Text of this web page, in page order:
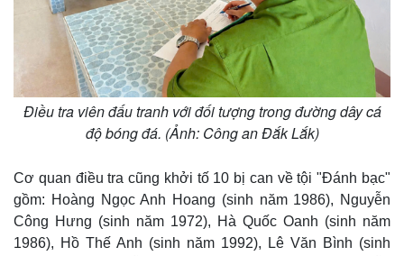
Cuộc sống đó đây
Hồ sơ
Multimedia
Video
Ảnh
E-Magazine
Infographic
Điều tra viên đấu tranh với đối tượng trong đường dây cá
độ bóng đá. (Ảnh: Công an Đắk Lắk)
Cơ quan điều tra cũng khởi tố 10 bị can về tội "Đánh bạc"
gồm: Hoàng Ngọc Anh Hoang (sinh năm 1986), Nguyễn
Công Hưng (sinh năm 1972), Hà Quốc Oanh (sinh năm
1986), Hồ Thế Anh (sinh năm 1992), Lê Văn Bình (sinh